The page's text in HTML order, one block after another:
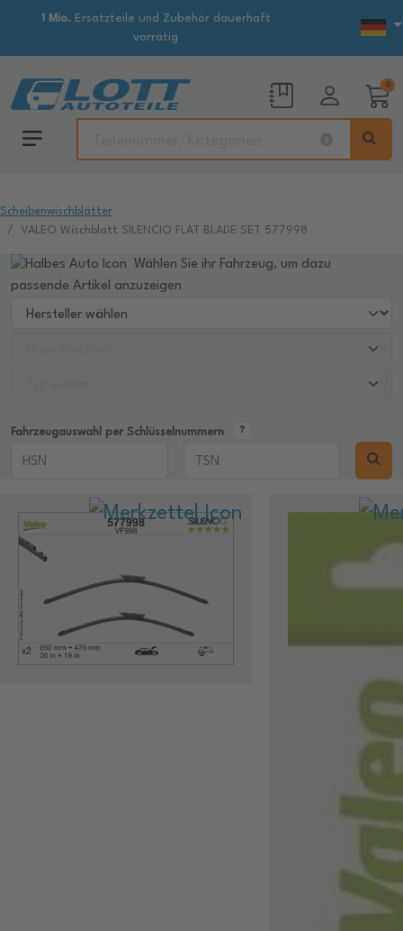
1 Mio.Ersatzteile und Zubehör dauerhaft
vorrätig
0
Scheibenwischblätter
VALEO Wischblatt SILENCIO FLAT BLADE SET 577998
Wählen Sie ihr Fahrzeug, um dazu
passende Artikel anzuzeigen
Fahrzeugauswahl per Schlüsselnummern